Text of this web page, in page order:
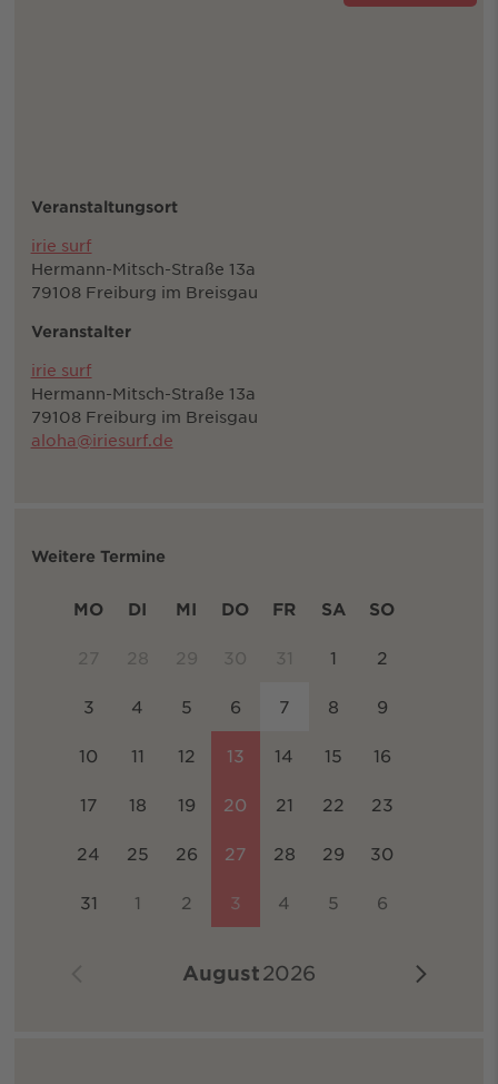
Veranstaltungsort
irie surf
Hermann-Mitsch-Straße 13a
79108 Freiburg im Breisgau
Veranstalter
irie surf
Hermann-Mitsch-Straße 13a
79108 Freiburg im Breisgau
aloha@iriesurf.de
Weitere Termine
August2026
MO DI MI DO FR SA SO
27 28 29 30 31 1 2
3 4 5 6 7 8 9
10 11 12 13 14 15 16
17 18 19 20 21 22 23
24 25 26 27 28 29 30
31 1 2 3 4 5 6